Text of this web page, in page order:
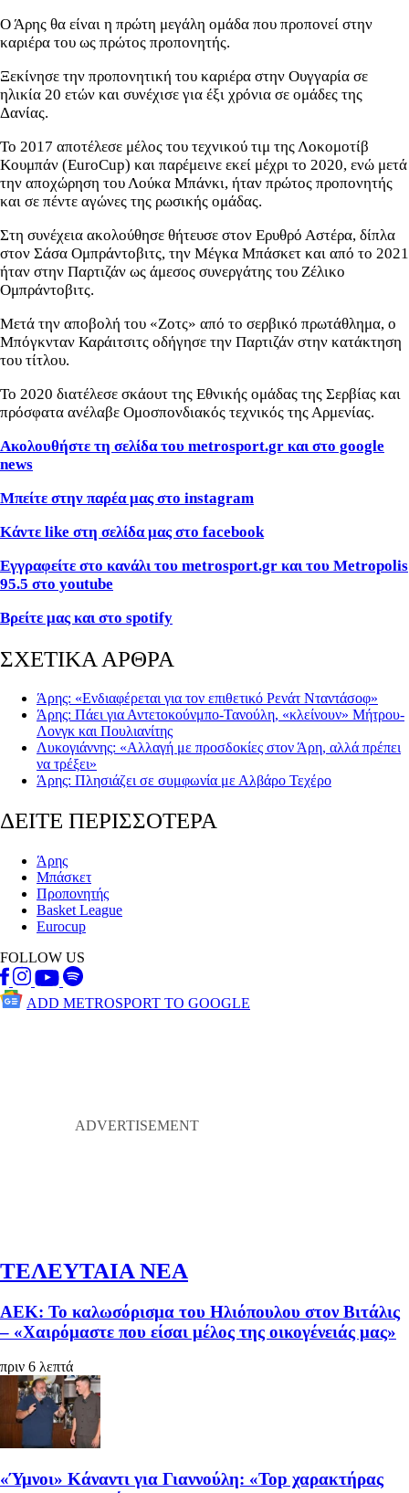
Ο Άρης θα είναι η πρώτη μεγάλη ομάδα που προπονεί στην
καριέρα του ως πρώτος προπονητής.
Ξεκίνησε την προπονητική του καριέρα στην Ουγγαρία σε
ηλικία 20 ετών και συνέχισε για έξι χρόνια σε ομάδες της
Δανίας.
Το 2017 αποτέλεσε μέλος του τεχνικού τιμ της Λοκομοτίβ
Κουμπάν (EuroCup) και παρέμεινε εκεί μέχρι το 2020, ενώ μετά
την αποχώρηση του Λούκα Μπάνκι, ήταν πρώτος προπονητής
και σε πέντε αγώνες της ρωσικής ομάδας.
Στη συνέχεια ακολούθησε θήτευσε στον Ερυθρό Αστέρα, δίπλα
στον Σάσα Ομπράντοβιτς, την Μέγκα Μπάσκετ και από το 2021
ήταν στην Παρτιζάν ως άμεσος συνεργάτης του Ζέλικο
Ομπράντοβιτς.
Μετά την αποβολή του «Ζοτς» από το σερβικό πρωτάθλημα, ο
Μπόγκνταν Καράιτσιτς οδήγησε την Παρτιζάν στην κατάκτηση
του τίτλου.
Το 2020 διατέλεσε σκάουτ της Εθνικής ομάδας της Σερβίας και
πρόσφατα ανέλαβε Ομοσπονδιακός τεχνικός της Αρμενίας.
Ακολουθήστε τη σελίδα του metrosport.gr και στο google
news
Μπείτε στην παρέα μας στο instagram
Κάντε like στη σελίδα μας στο facebook
Εγγραφείτε στο κανάλι του metrosport.gr και του Metropolis
95.5 στο youtube
Βρείτε μας και στο spotify
ΣΧΕΤΙΚΑ ΑΡΘΡΑ
Άρης: «Ενδιαφέρεται για τον επιθετικό Ρενάτ Νταντάσοφ»
Άρης: Πάει για Αντετοκούνμπο-Τανούλη, «κλείνουν» Μήτρου-
Λονγκ και Πουλιανίτης
Λυκογιάννης: «Αλλαγή με προσδοκίες στον Άρη, αλλά πρέπει
να τρέξει»
Άρης: Πλησιάζει σε συμφωνία με Αλβάρο Τεχέρο
ΔΕΙΤΕ ΠΕΡΙΣΣΟΤΕΡΑ
Άρης
Μπάσκετ
Προπονητής
Basket League
Eurocup
FOLLOW US
ADD METROSPORT TO GOOGLE
ΤΕΛΕΥΤΑΙΑ ΝΕΑ
ΑΕΚ: Το καλωσόρισμα του Ηλιόπουλου στον Βιτάλις
– «Χαιρόμαστε που είσαι μέλος της οικογένειάς μας»
πριν 6 λεπτά
«Ύμνοι» Κάναντι για Γιαννούλη: «Top χαρακτήρας